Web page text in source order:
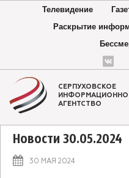
Телевидение
Раскрытие
СЕРПУХОВСКОЕ
АГЕНТСТВО
Новости 30.05.2024
30 МАЯ 2024